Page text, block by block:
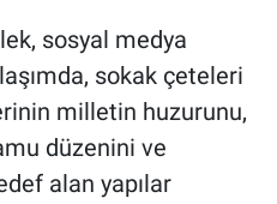
sosyal medya
sokak çeteleri
milletin huzurunu,
düzenini ve
alan yapılar